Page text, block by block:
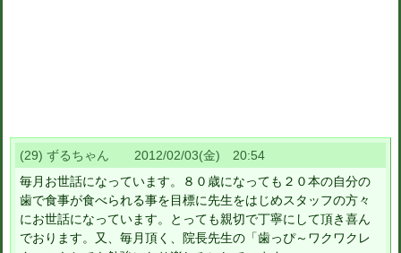
(29) ずるちゃん 2012/02/03(金) 20:54
毎月お世話になっています。８０歳になっても２０本の自分の
歯で食事が食べられる事を目標に先生をはじめスタッフの方々
にお世話になっています。とっても親切で丁寧にして頂き喜ん
でおります。又、毎月頂く、院長先生の「歯っぴ～ワクワクレ